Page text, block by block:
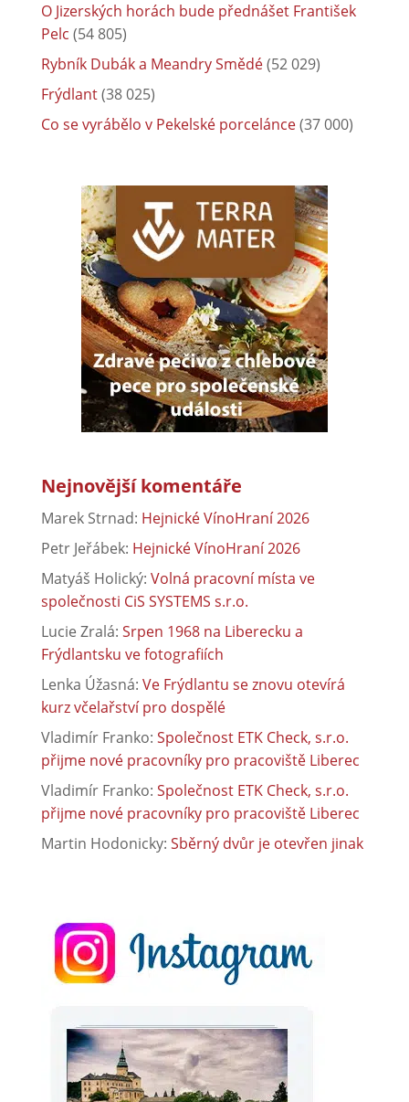
O Jizerských horách bude přednášet František
Pelc (54 805)
Rybník Dubák a Meandry Smědé(52 029)
Frýdlant(38 025)
Co se vyrábělo v Pekelské porcelánce(37 000)
Nejnovější komentáře
Marek Strnad: Hejnické VínoHraní 2026
Petr Jeřábek: Hejnické VínoHraní 2026
Matyáš Holický: Volná pracovní místa ve
společnosti CiS SYSTEMS s.r.o.
Lucie Zralá: Srpen 1968 na Liberecku a
Frýdlantsku ve fotografiích
Lenka Úžasná: Ve Frýdlantu se znovu otevírá
kurz včelařství pro dospělé
Vladimír Franko: Společnost ETK Check, s.r.o.
přijme nové pracovníky pro pracoviště Liberec
Vladimír Franko: Společnost ETK Check, s.r.o.
přijme nové pracovníky pro pracoviště Liberec
Martin Hodonicky: Sběrný dvůr je otevřen jinak